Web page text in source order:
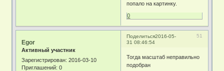
попало на картинку.
0
Поделиться 51
2016-05-
31 08:46:54
Egor
Активный участник
Зарегистрирован: 2016-03-10
Приглашений: 0
Тогда масштаб неправильно
подобран